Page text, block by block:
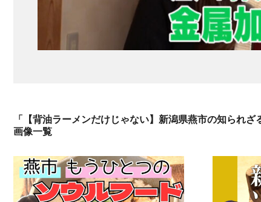
「【背油ラーメンだけじゃない】新潟県燕市の知られ
画像一覧